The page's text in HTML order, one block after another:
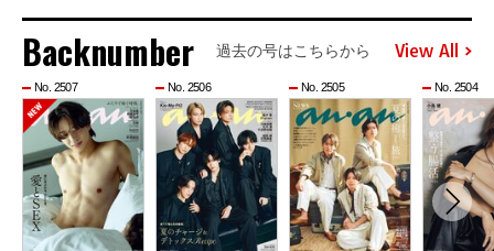
Backnumber 過去の号はこちらから View All
No. 2507 No. 2506 No. 2505 No. 2504